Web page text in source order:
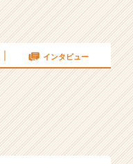
インタビュー